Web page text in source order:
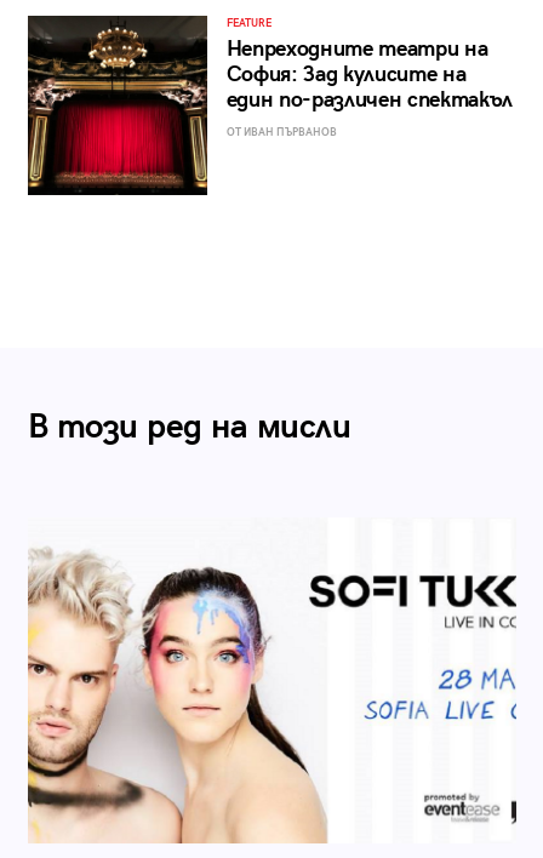
FEATURE
Непреходните театри на
София: Зад кулисите на
един по-различен спектакъл
ОТ ИВАН ПЪРВАНОВ
В този ред на мисли